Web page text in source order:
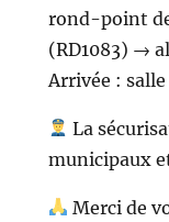
rond-point
(RD1083) →
Arrivée :
La
municipaux
Merci de